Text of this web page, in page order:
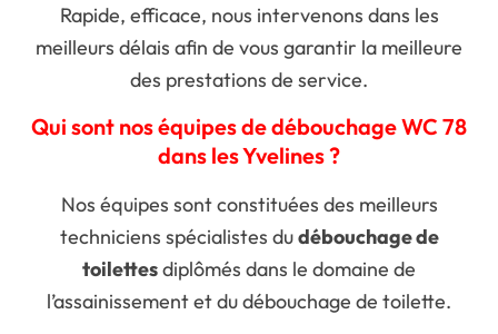
Rapide, efficace, nous intervenons dans les
meilleurs délais afin de vous garantir la meilleure
des prestations de service.
Qui sont nos équipes de débouchage WC 78
dans les Yvelines ?
Nos équipes sont constituées des meilleurs
techniciens spécialistes dudébouchage de
toilettesdiplômés dans le domaine de
l’assainissement et du débouchage de toilette.